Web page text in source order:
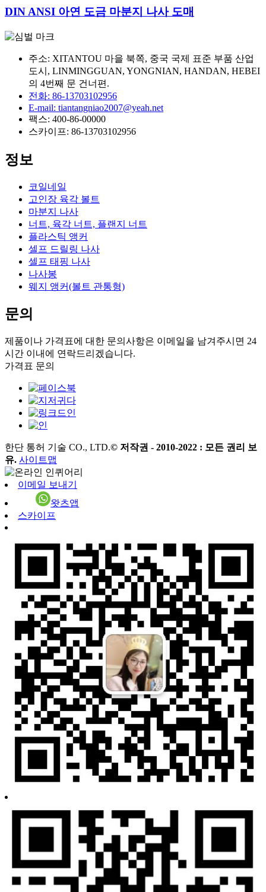
DIN ANSI 아연 도금 마분지 나사 도매
주소: XITANTOU 마을 북쪽, 중국 국제 표준 부품 산업
도시, LINMINGGUAN, YONGNIAN, HANDAN, HEBEI
의 4번째 문 건너편.
전화: 86-13703102956
E-mail: tiantangniao2007@yeah.net
팩스: 400-86-00000
스카이프: 86-13703102956
정보
코일네일
고인장 육각 볼트
마분지 나사
너트, 육각 너트, 플랜지 너트
플라스틱 앵커
셀프 드릴링 나사
셀프 태핑 나사
나사봉
웨지 앵커(볼트 관통형)
문의
제품이나 가격표에 대한 문의사항은 이메일을 남겨주시면 24
시간 이내에 연락드리겠습니다.
가격표 문의
한단 통허 기술 CO., LTD.© 저작권 - 2010-2022 : 모든 권리 보
유. 사이트맵
이메일 보내기
왓츠앱
스카이프